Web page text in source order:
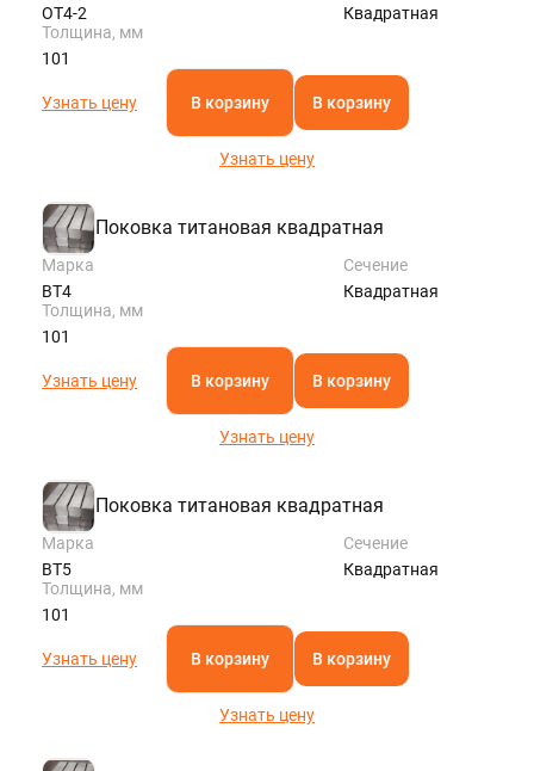
ОТ4-2
Квадратная
Толщина, мм
101
Узнать цену В корзину В корзину
Узнать цену
Поковка титановая квадратная
Марка
ВТ4
Сечение
Квадратная
Толщина, мм
101
Узнать цену В корзину В корзину
Узнать цену
Поковка титановая квадратная
Марка
ВТ5
Сечение
Квадратная
Толщина, мм
101
Узнать цену В корзину В корзину
Узнать цену